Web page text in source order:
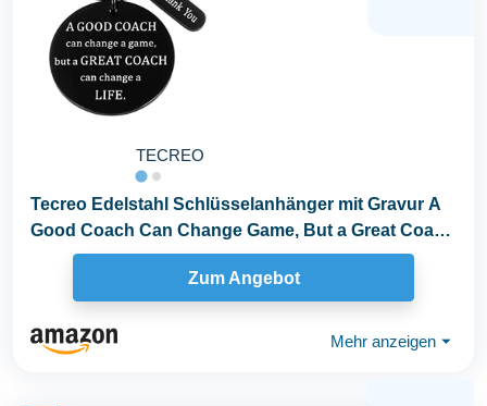
TECREO
Tecreo Edelstahl Schlüsselanhänger mit Gravur A
Good Coach Can Change Game, But a Great Coach
Can...
Zum Angebot
Mehr anzeigen ⏷